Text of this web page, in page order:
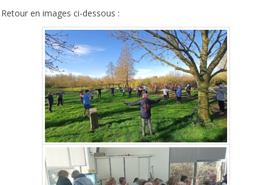
Retour en images ci-dessous :